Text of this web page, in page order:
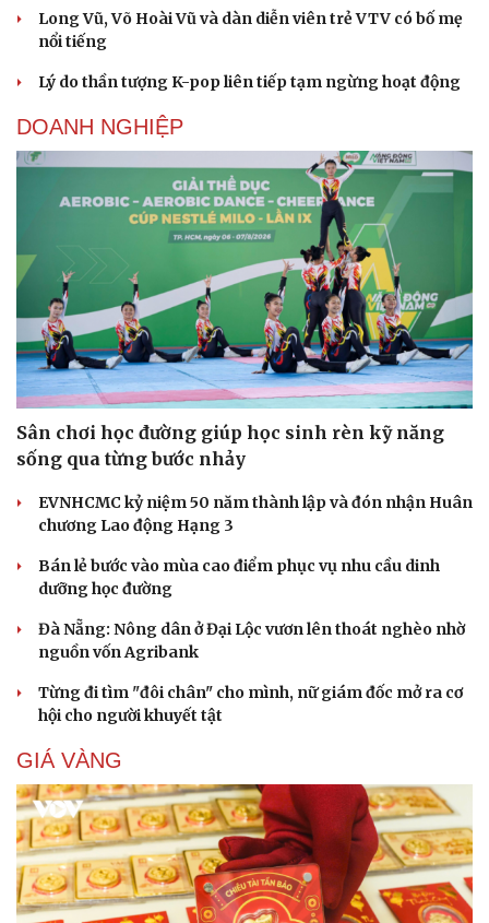
Long Vũ, Võ Hoài Vũ và dàn diễn viên trẻ VTV có bố mẹ
nổi tiếng
Lý do thần tượng K-pop liên tiếp tạm ngừng hoạt động
DOANH NGHIỆP
Sân chơi học đường giúp học sinh rèn kỹ năng
sống qua từng bước nhảy
EVNHCMC kỷ niệm 50 năm thành lập và đón nhận Huân
chương Lao động Hạng 3
Bán lẻ bước vào mùa cao điểm phục vụ nhu cầu dinh
dưỡng học đường
Đà Nẵng: Nông dân ở Đại Lộc vươn lên thoát nghèo nhờ
nguồn vốn Agribank
Từng đi tìm "đôi chân" cho mình, nữ giám đốc mở ra cơ
hội cho người khuyết tật
GIÁ VÀNG